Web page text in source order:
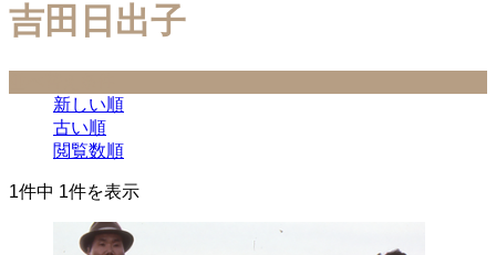
吉田日出子
新しい順
古い順
閲覧数順
1件中 1件を表示